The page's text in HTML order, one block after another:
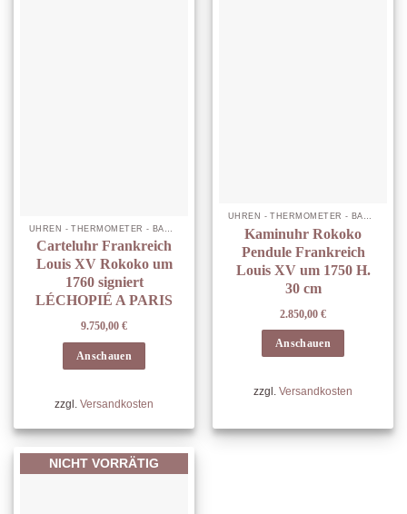
UHREN - THERMOMETER - BAROMETER
Carteluhr Frankreich
Louis XV Rokoko um
1760 signiert
LÉCHOPIÉ A PARIS
9.750,00 €
Anschauen
zzgl. Versandkosten
UHREN - THERMOMETER - BAROMETER
Kaminuhr Rokoko
Pendule Frankreich
Louis XV um 1750 H.
30 cm
2.850,00 €
Anschauen
zzgl. Versandkosten
NICHT VORRÄTIG